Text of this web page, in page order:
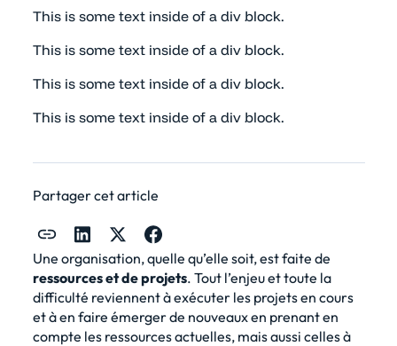
This is some text inside of a div block.
This is some text inside of a div block.
This is some text inside of a div block.
This is some text inside of a div block.
Partager cet article
Une organisation, quelle qu’elle soit, est faite de
ressources et de projets. Tout l’enjeu et toute la
difficulté reviennent à exécuter les projets en cours
et à en faire émerger de nouveaux en prenant en
compte les ressources actuelles, mais aussi celles à